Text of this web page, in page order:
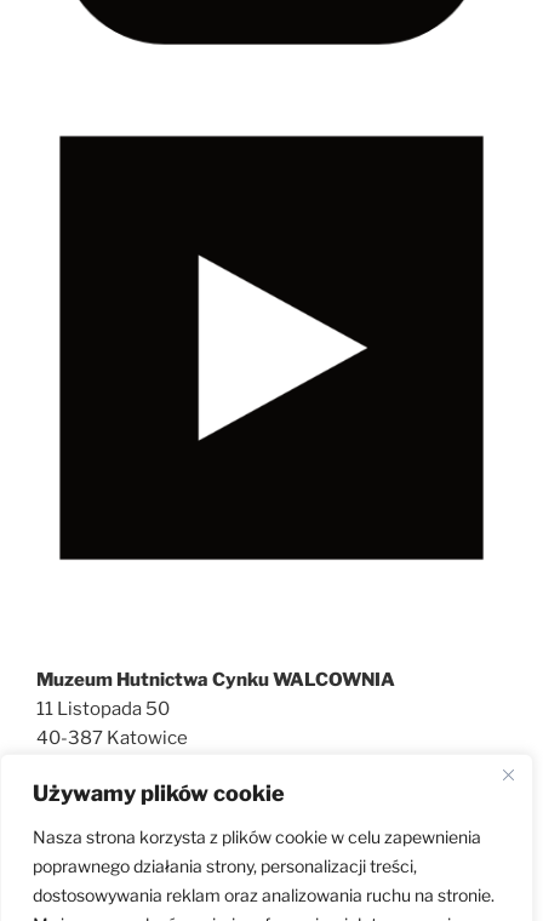
Używamy plików cookie
Nasza strona korzysta z plików cookie w celu zapewnienia
poprawnego działania strony, personalizacji treści,
dostosowywania reklam oraz analizowania ruchu na stronie.
Muzeum Hutnictwa Cynku WALCOWNIA
11 Listopada 50
40-387 Katowice
walcownia@muzeatechniki.pl